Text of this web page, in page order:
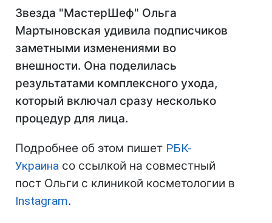
Звезда "МастерШеф" Ольга
Мартыновская удивила подписчиков
заметными изменениями во
внешности. Она поделилась
результатами комплексного ухода,
который включал сразу несколько
процедур для лица.
Подробнее об этом пишет РБК-
Украина со ссылкой на совместный
пост Ольги с клиникой косметологии в
Instagram.